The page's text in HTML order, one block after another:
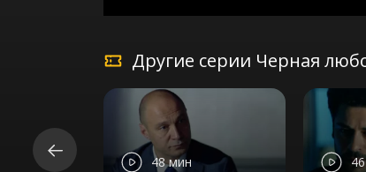
Другие серии Черная
48 мин